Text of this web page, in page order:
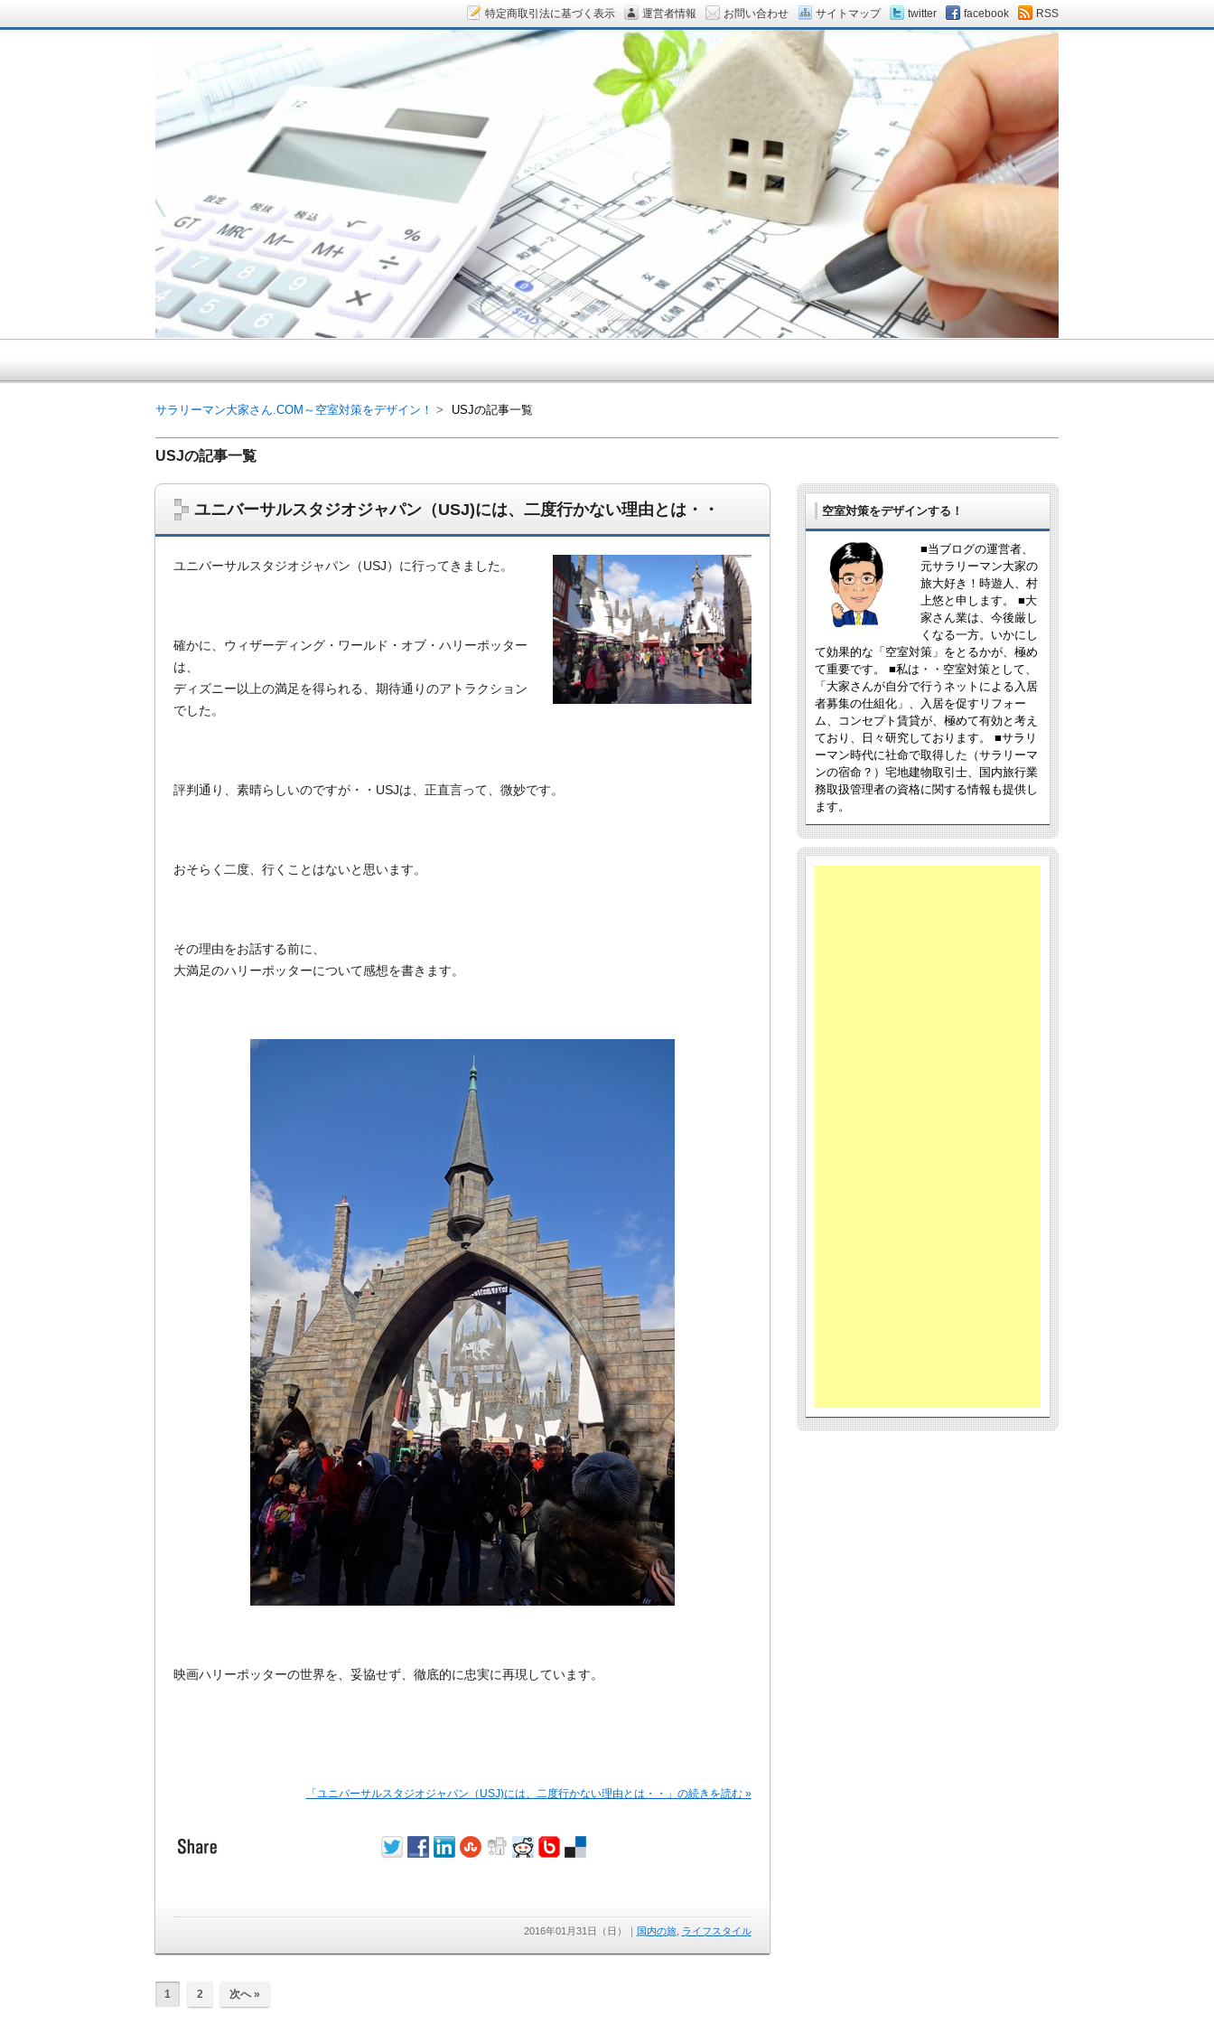
USJの記事一覧
ユニバーサルスタジオジャパン（USJ)には、二度行かない理由とは・・
ユニバーサルスタジオジャパン（USJ）に行ってきました。
確かに、ウィザーディング・ワールド・オブ・ハリーポッター
は、
ディズニー以上の満足を得られる、期待通りのアトラクション
でした。
評判通り、素晴らしいのですが・・USJは、正直言って、微妙です。
おそらく二度、行くことはないと思います。
その理由をお話する前に、
大満足のハリーポッターについて感想を書きます。
映画ハリーポッターの世界を、妥協せず、徹底的に忠実に再現しています。
「ユニバーサルスタジオジャパン（USJ)には、二度行かない理由とは・・」の続きを読む »
2016年01月31日（日） ｜ 国内の旅, ライフスタイル
1 2 次へ »
空室対策をデザインする！
■当ブログの運営者、
元サラリーマン大家の
旅大好き！時遊人、村
上悠と申します。 ■大
家さん業は、今後厳し
くなる一方。いかにし
て効果的な「空室対策」をとるかが、極め
て重要です。 ■私は・・空室対策として、
「大家さんが自分で行うネットによる入居
者募集の仕組化」、入居を促すリフォー
ム、コンセプト賃貸が、極めて有効と考え
ており、日々研究しております。 ■サラリ
ーマン時代に社命で取得した（サラリーマ
ンの宿命？）宅地建物取引士、国内旅行業
務取扱管理者の資格に関する情報も提供し
ます。
サラリーマン大家さん.COM～空室対策をデザイン！ USJの記事一覧
サラリーマン大家さん.COM～空室対策をデザイン！
サラリーマン大家さんを応援！マンション経営、アパート経営の空室対策として、入居を促すリフォー
ム、大家さん自ら行うネット集客、コンセプト賃貸の導入を研究するブログ。絶好調な特区民泊、Amaz
on書籍出版、多拠点居住の暮らしぶり、旅行業務取扱管理者、宅建等資格情報も。
特定商取引法に基づく表示 運営者情報 お問い合わせ サイトマップ twitter facebook RSS